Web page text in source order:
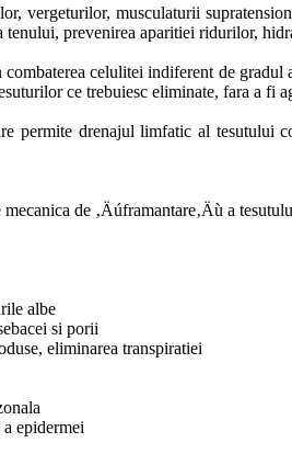
vergeturilor, musculaturii
prevenirea aparitiei ridurilor,
celulitei indiferent de gradul
ce trebuiesc eliminate, fara a fi
permite drenajul limfatic al tesutului
de ‚Äúframantare‚Äù a
albe
si porii
eliminarea transpiratiei
epidermei